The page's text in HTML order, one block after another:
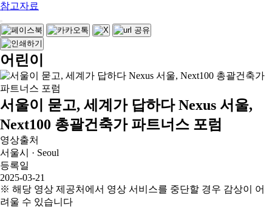
참고자료
어린이
서울이 묻고, 세계가 답하다 Nexus 서울,
Next100 총괄건축가 파트너스 포럼
영상출처
서울시 · Seoul
등록일
2025-03-21
※ 해당 영상 제공처에서 영상 서비스를 중단할 경우 감상이 어
려울 수 있습니다